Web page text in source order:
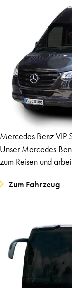
Mercedes Benz VIP
Unser Mercedes
zum Reisen und
Zum Fahrzeug